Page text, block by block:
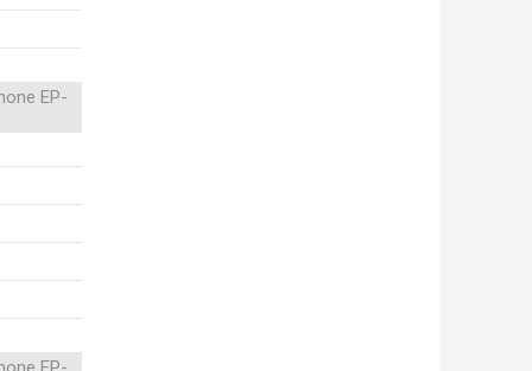
EP-